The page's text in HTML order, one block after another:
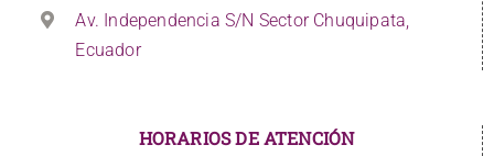
Av. Independencia S/N Sector Chuquipata,
Ecuador
HORARIOS DE ATENCIÓN